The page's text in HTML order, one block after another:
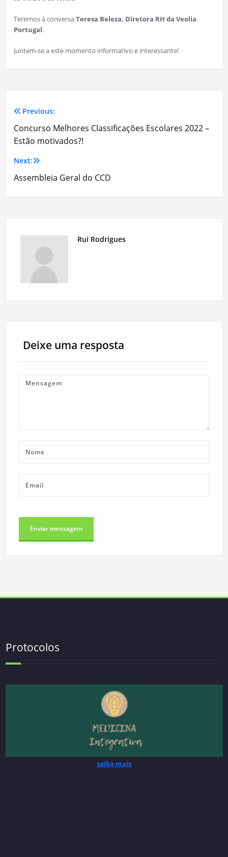
Teremos à conversaTeresa Beleza, Diretora RH da Veolia
Portugal.
Juntem-se a este momento informativo e interessante!
Navegação
de
artigos
Previous:
Concurso Melhores Classificações Escolares 2022 –
Estão motivados?!
Next:
Assembleia Geral do CCD
Rui Rodrigues
Deixe uma resposta
Protocolos
saiba mais